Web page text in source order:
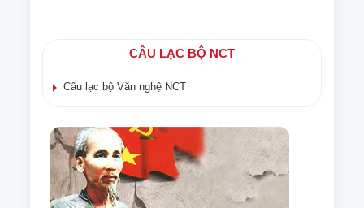
CÂU LẠC BỘ NCT
Câu lạc bộ Văn nghệ NCT